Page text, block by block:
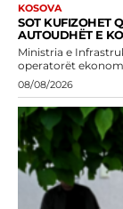
KOSOVA
SOT KUFIZOHET
AUTOUDHËT E
Ministria e
operatorët
08/08/2026